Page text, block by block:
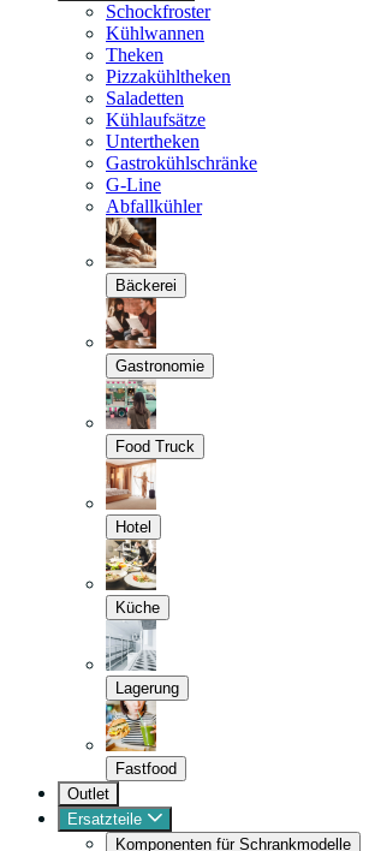
Schockfroster
Kühlwannen
Theken
Pizzakühltheken
Saladetten
Kühlaufsätze
Untertheken
Gastrokühlschränke
G-Line
Abfallkühler
Bäckerei
Gastronomie
Food Truck
Hotel
Küche
Lagerung
Fastfood
Outlet
Ersatzteile
Komponenten für Schrankmodelle